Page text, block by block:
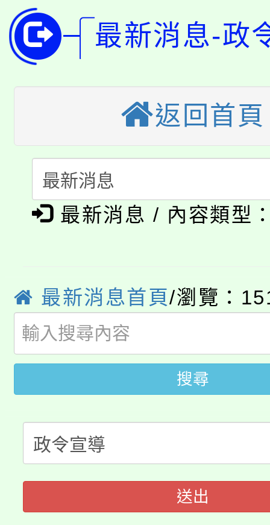
代理(課)教師甄選結果(
公告本校115學年度第
代理(課)教師甄選結果(
轉知中國文化大學推廣
《TA101》溝通分析基
程，歡迎學生輔導中心
心理、諮商輔導、社會
系所師生報名參加。
轉知苗栗縣政府辦理
縣市「校園短影音徵
門員」簡章及活動海報
踴躍報名參加。
桃園市115學年度學生
要點
「桃園市補助參觀特色
展演活動實施計畫」
115年度「教育部表揚
義教育推展貢獻獎」
公告本校115學年度第
生本土語及新住民語歌
公告本校115學年度第
代理(課)教師甄選結果(
公告本校115學年度第
代理(課)教師甄選結果(
轉知中國文化大學推廣
《TA101》溝通分析基
程，歡迎學生輔導中心
心理、諮商輔導、社會
系所師生報名參加。
轉知苗栗縣政府辦理
縣市「校園短影音徵選
門員」簡章及活動海報
踴躍報名參加。
桃園市115學年度學生
要點
「桃園市補助參觀特色
展演活動實施計畫」
115年度「教育部表揚
義教育推展貢獻獎」
最新消息-政
返回首頁
最新消息 / 內容類型
最新消息首頁/瀏覽：
搜尋
送出